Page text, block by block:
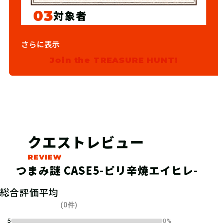
03対象者
12歳以上
041.キットを予約する
さらに表示
Join the TREASURE HUNT!
クエストレビュー
つまみ謎 CASE5-ピリ辛焼エイヒレ-
総合評価平均
(0件)
5
0%